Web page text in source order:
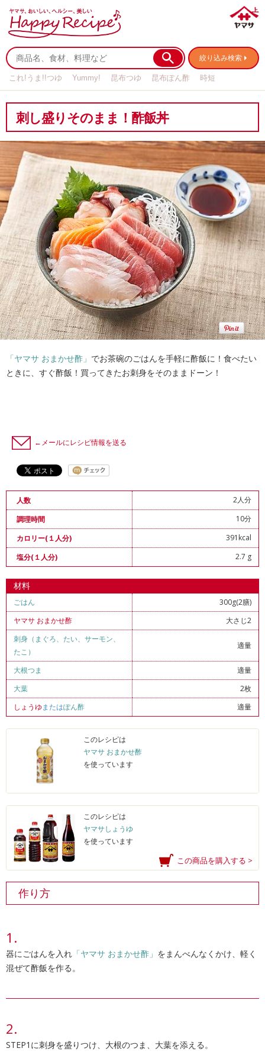
絞り込み検索
これ!うま!!つゆ Yummy! 昆布つゆ 昆布ぽん酢
時短
刺し盛りそのまま！酢飯丼
「ヤマサ おまかせ酢」 でお茶碗のごはんを手軽に酢飯に！食べたい
ときに、すぐ酢飯！買ってきたお刺身をそのままドーン！
←メールにレシピ情報を送る
人数
2人分
調理時間
10分
カロリー(１人分)
391kcal
塩分(１人分)
2.7 g
材料
ごはん
300g(2膳)
ヤマサ おまかせ酢
大さじ2
刺身（まぐろ、たい、サーモン、
たこ）
適量
大根つま
適量
大葉
2枚
しょうゆまたはぽん酢 適量
このレシピは
ヤマサ おまかせ酢
を使っています
このレシピは
ヤマサしょうゆ
を使っています
この商品を購入する >
作り方
器にごはんを入れ 「ヤマサ おまかせ酢」 をまんべんなくかけ、軽く
混ぜて酢飯を作る。
STEP1に刺身を盛りつけ、大根のつま、大葉を添える。